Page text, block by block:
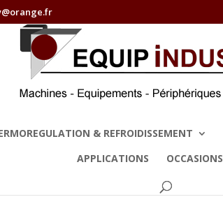
& REFROIDISSEMENT
APPLICATIONS
OCCASIONS